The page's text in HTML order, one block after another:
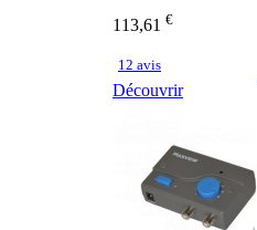
113,61 €
12 avis
Découvrir